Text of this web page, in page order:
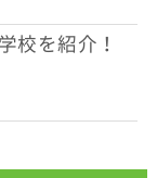
校を紹介！